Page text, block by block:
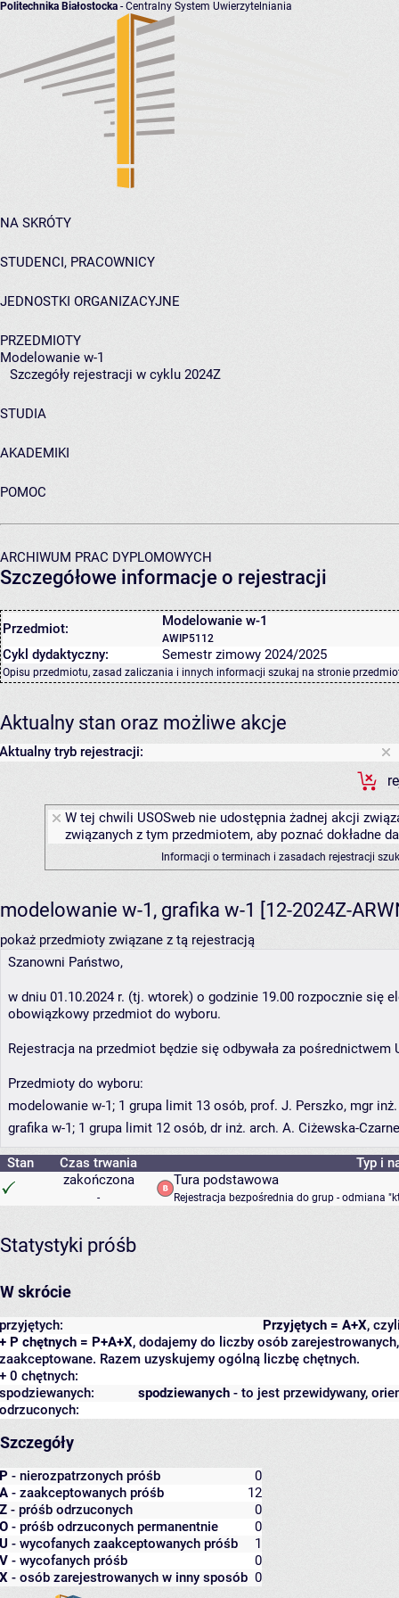
Politechnika Białostocka - Centralny System Uwierzytelniania
NA SKRÓTY
STUDENCI, PRACOWNICY
JEDNOSTKI ORGANIZACYJNE
PRZEDMIOTY
Modelowanie w-1
Szczegóły rejestracji w cyklu 2024Z
STUDIA
AKADEMIKI
POMOC
ARCHIWUM PRAC DYPLOMOWYCH
Szczegółowe informacje o rejestracji
Przedmiot: Modelowanie w-1
AWIP5112
Cykl dydaktyczny: Semestr zimowy 2024/2025
Opisu przedmiotu, zasad zaliczania i innych informacji szukaj na stronie
Aktualny stan oraz możliwe akcje
Aktualny tryb rejestracji:
W tej chwili USOSweb nie udostępnia żadnej akcji
związanych z tym przedmiotem, aby poznać dokładne
Informacji o terminach i zasadach rejestracji
modelowanie w-1, grafika w-1 [12-2024Z-
pokaż przedmioty związane z tą rejestracją
Szanowni Państwo,
w dniu 01.10.2024 r. (tj. wtorek) o godzinie 19.00 rozpocznie się
obowiązkowy przedmiot do wyboru.
Rejestracja na przedmiot będzie się odbywała za pośrednictwem
Przedmioty do wyboru:
modelowanie w-1; 1 grupa limit 13 osób, prof. J. Perszko, mgr
grafika w-1; 1 grupa limit 12 osób, dr inż. arch. A. Ciżewska-
Stan Czas trwania
Typ i
zakończona
-
Tura podstawowa
Rejestracja bezpośrednia do grup - odmiana
Statystyki próśb
W skrócie
Przyjętych = A+X,
przyjętych:
+ P chętnych = P+A+X, dodajemy do liczby osób
zaakceptowane. Razem uzyskujemy ogólną liczbę chętnych.
+ 0 chętnych:
spodziewanych - to jest przewidywany,
spodziewanych:
odrzuconych:
Szczegóły
P - nierozpatrzonych próśb
0
A - zaakceptowanych próśb
12
Z - próśb odrzuconych
0
O - próśb odrzuconych permanentnie
0
U - wycofanych zaakceptowanych próśb
1
V - wycofanych próśb
0
X - osób zarejestrowanych w inny sposób 0